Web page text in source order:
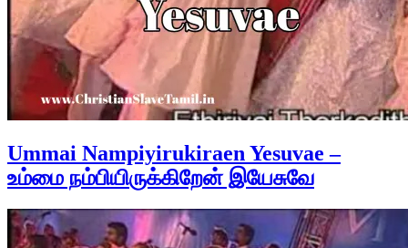
Ummai Nampiyirukiraen Yesuvae –
உம்மை நம்பியிருக்கிறேன் இயேசுவே